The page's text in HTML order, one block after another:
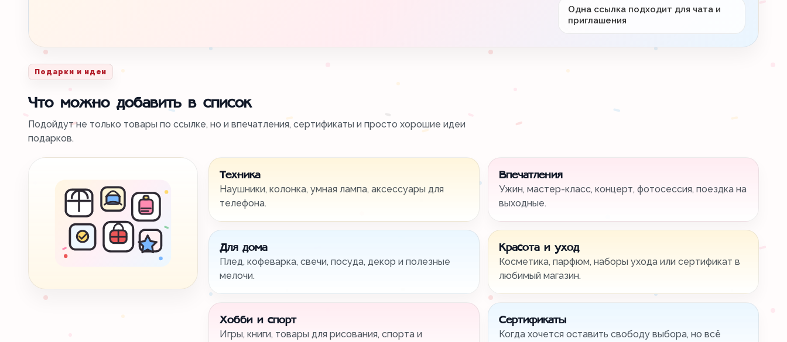
Одна ссылка подходит для чата и
приглашения
Подарки и идеи
Что можно добавить в список
Подойдут не только товары по ссылке, но и впечатления, сертификаты и просто хорошие идеи
подарков.
Техника
Наушники, колонка, умная лампа, аксессуары для
телефона.
Впечатления
Ужин, мастер-класс, концерт, фотосессия, поездка на
выходные.
Для дома
Плед, кофеварка, свечи, посуда, декор и полезные
мелочи.
Красота и уход
Косметика, парфюм, наборы ухода или сертификат в
любимый магазин.
Хобби и спорт
Игры, книги, товары для рисования, спорта и
Сертификаты
Когда хочется оставить свободу выбора, но всё